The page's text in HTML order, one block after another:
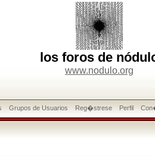
los foros de
www.nodulo.org
Grupos de Usuarios Reg�strese Perfil